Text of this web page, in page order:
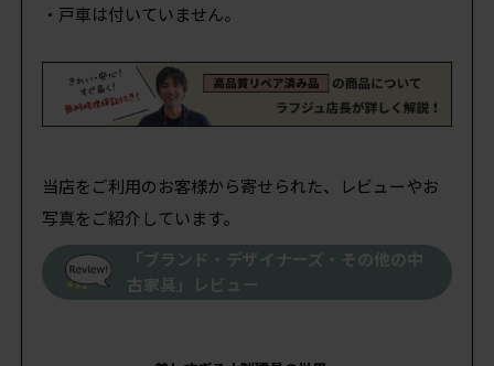
・戸車は付いていません。
当店をご利用のお客様から寄せられた、レビューやお
写真をご紹介しています。
「ブランド・デザイナーズ・その他の中
古家具」レビュー